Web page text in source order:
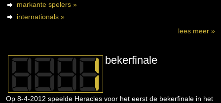
markante spelers »
internationals »
lees meer »
bekerfinale
Op 8-4-2012 speelde Heracles voor het eerst de bekerfinale in het